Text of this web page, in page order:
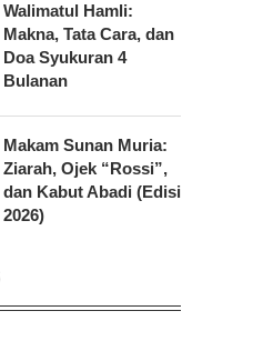
Walimatul Hamli:
Makna, Tata Cara, dan
Doa Syukuran 4
Bulanan
Makam Sunan Muria:
Ziarah, Ojek “Rossi”,
dan Kabut Abadi (Edisi
2026)